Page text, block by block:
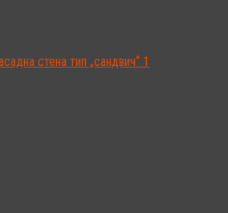
стена тип „сандвич“ 1